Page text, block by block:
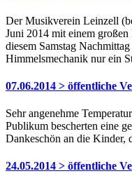
Der Musikverein Leinzell
Juni 2014 mit einem
diesem Samstag
Himmelsmechanik nur ein
07.06.2014 > öffentliche
Sehr angenehme
Publikum bescherten eine
Dankeschön an die Kinder,
24.05.2014 > öffentliche